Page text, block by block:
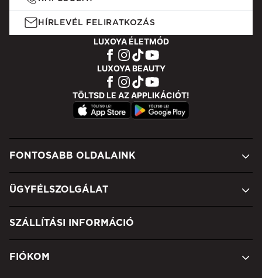
HÍRLEVÉL FELIRATKOZÁS
LUXOYA ÉLETMÓD
LUXOYA BEAUTY
TÖLTSD LE AZ APPLIKÁCIÓT!
FONTOSABB OLDALAINK
ÜGYFÉLSZOLGÁLAT
SZÁLLÍTÁSI INFORMÁCIÓ
FIÓKOM